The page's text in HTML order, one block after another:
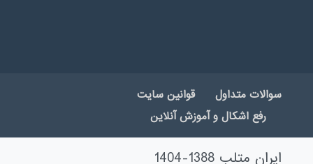
سوالات متداول
قوانین سایت
رفع اشکال و آموزش آنلاین
ایران متلب 1388-1404